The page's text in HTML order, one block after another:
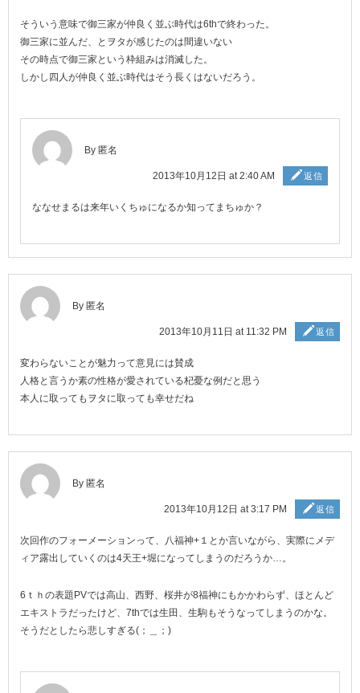
そういう意味で御三家が仲良く並ぶ時代は6thで終わった。
御三家に並んだ、とヲタが感じたのは間違いない
その時点で御三家という枠組みは消滅した。
しかし四人が仲良く並ぶ時代はそう長くはないだろう。
By 匿名
2013年10月12日 at 2:40 AM 返信
ななせまるは来年いくちゅになるか知ってまちゅか？
By 匿名
2013年10月11日 at 11:32 PM 返信
変わらないことが魅力って意見には賛成
人格と言うか素の性格が愛されている杞憂な例だと思う
本人に取ってもヲタに取っても幸せだね
By 匿名
2013年10月12日 at 3:17 PM 返信
次回作のフォーメーションって、八福神+１とか言いながら、実際にメデ
ィア露出していくのは4天王+堀になってしまうのだろうか…。
6ｔｈの表題PVでは高山、西野、桜井が8福神にもかかわらず、ほとんど
エキストラだったけど、7thでは生田、生駒もそうなってしまうのかな。
そうだとしたら悲しすぎる(；＿；)